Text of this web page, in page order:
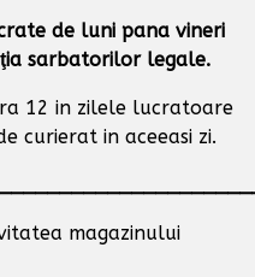
de luni pana vineri
sarbatorilor legale.
12 in zilele lucratoare
curierat in aceeasi zi.
magazinului